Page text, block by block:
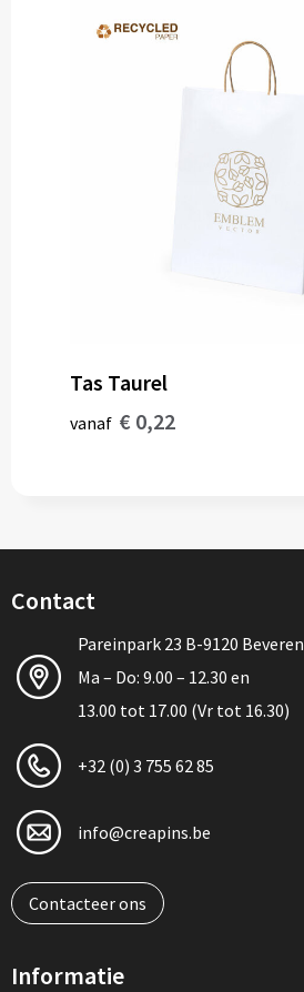
Tas Taurel
vanaf € 0,22
Contact
Pareinpark 23 B-9120 Beveren
Ma – Do: 9.00 – 12.30 en
13.00 tot 17.00 (Vr tot 16.30)
+32 (0) 3 755 62 85
info@creapins.be
Contacteer ons
Informatie